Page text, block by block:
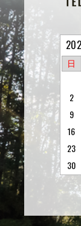
日
2
9
16
23
30